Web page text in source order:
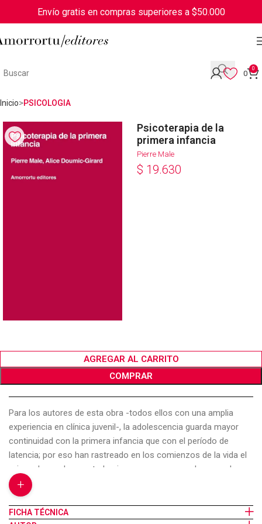
Envío gratis en compras superiores a $50.000
0
0
Inicio PSICOLOGIA
Psicoterapia de la
primera infancia
Pierre Male
$ 19.630
AGREGAR AL CARRITO
COMPRAR
Para los autores de esta obra -todos ellos con una amplia
experiencia en clínica juvenil-, la adolescencia guarda mayor
continuidad con la primera infancia que con el período de
latencia; por eso han rastreado en los comienzos de la vida el
origen de muchas perturbaciones que aparecen luego en la
etapa juvenil. La técnica expuesta tiene carácter profiláctico y
está indicada también para situaciones de urgencia. Se basa en
el esclarecimiento del vínculo madre-hijo y en la reelaboración
+
FICHA TÉCNICA